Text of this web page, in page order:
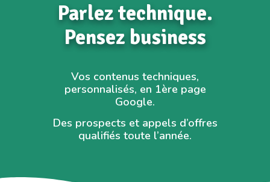
Parlez technique.
Pensez business
Vos contenus techniques,
personnalisés, en 1ère page
Google.
Des prospects et appels d’offres
qualifiés toute l’année.